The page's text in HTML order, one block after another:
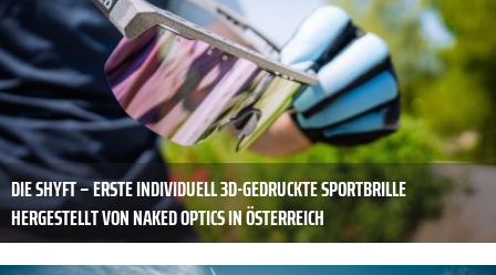
DIE SHYFT – ERSTE INDIVIDUELL 3D-GEDRUCKTE SPORTBRILLE
HERGESTELLT VON NAKED OPTICS IN ÖSTERREICH